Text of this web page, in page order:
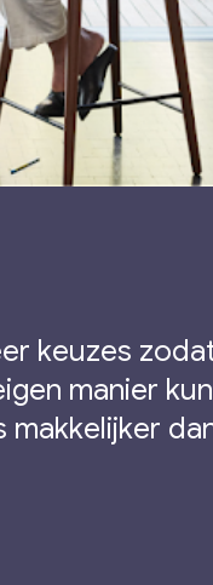
keuzes
manier
makkelijker